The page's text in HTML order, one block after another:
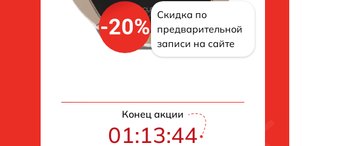
-20%
Скидка по
предварительной
записи на сайте
Конец акции
01:13:43